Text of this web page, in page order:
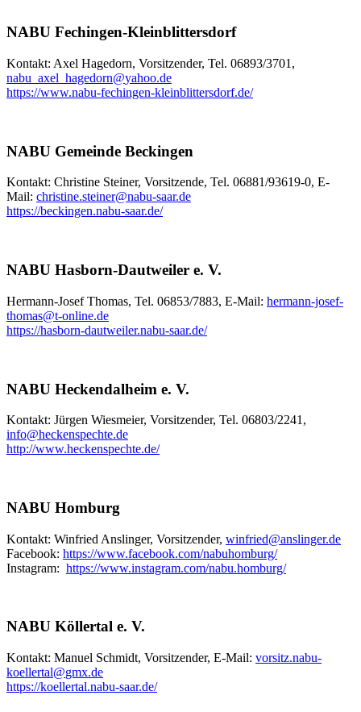
NABU Fechingen-Kleinblittersdorf
Kontakt: Axel Hagedorn, Vorsitzender, Tel. 06893/3701,
nabu_axel_hagedorn@yahoo.de
https://www.nabu-fechingen-kleinblittersdorf.de/
NABU Gemeinde Beckingen
Kontakt: Christine Steiner, Vorsitzende, Tel. 06881/93619-0, E-
Mail: christine.steiner@nabu-saar.de
https://beckingen.nabu-saar.de/
NABU Hasborn-Dautweiler e. V.
Hermann-Josef Thomas, Tel. 06853/7883, E-Mail: hermann-josef-
thomas@t-online.de
https://hasborn-dautweiler.nabu-saar.de/
NABU Heckendalheim e. V.
Kontakt: Jürgen Wiesmeier, Vorsitzender, Tel. 06803/2241,
info@heckenspechte.de
http://www.heckenspechte.de/
NABU Homburg
Kontakt: Winfried Anslinger, Vorsitzender, winfried@anslinger.de
Facebook: https://www.facebook.com/nabuhomburg/
Instagram: https://www.instagram.com/nabu.homburg/
NABU Köllertal e. V.
Kontakt: Manuel Schmidt, Vorsitzender, E-Mail: vorsitz.nabu-
koellertal@gmx.de
https://koellertal.nabu-saar.de/